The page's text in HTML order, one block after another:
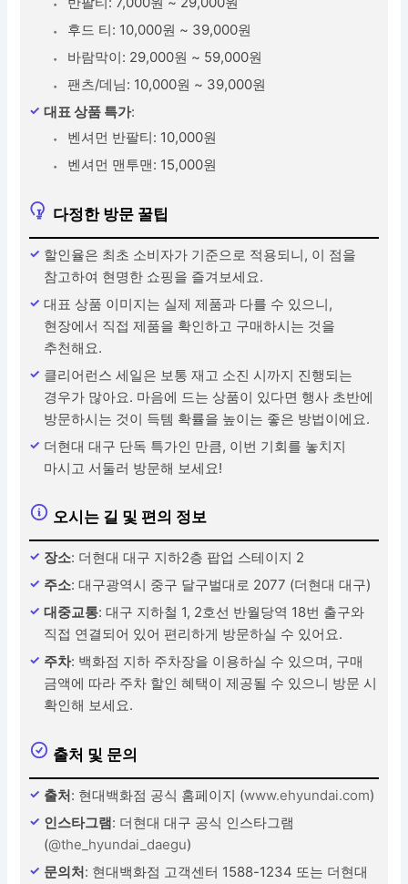
후드 티: 10,000원 ~ 39,000원
바람막이: 29,000원 ~ 59,000원
팬츠/데님: 10,000원 ~ 39,000원
대표 상품 특가:
벤셔먼 반팔티: 10,000원
벤셔먼 맨투맨: 15,000원
다정한 방문 꿀팁
할인율은 최초 소비자가 기준으로 적용되니, 이 점을
참고하여 현명한 쇼핑을 즐겨보세요.
대표 상품 이미지는 실제 제품과 다를 수 있으니,
현장에서 직접 제품을 확인하고 구매하시는 것을
추천해요.
클리어런스 세일은 보통 재고 소진 시까지 진행되는
경우가 많아요. 마음에 드는 상품이 있다면 행사 초반에
방문하시는 것이 득템 확률을 높이는 좋은 방법이에요.
더현대 대구 단독 특가인 만큼, 이번 기회를 놓치지
마시고 서둘러 방문해 보세요!
오시는 길 및 편의 정보
장소: 더현대 대구 지하2층 팝업 스테이지 2
주소: 대구광역시 중구 달구벌대로 2077 (더현대 대구)
대중교통: 대구 지하철 1, 2호선 반월당역 18번 출구와
직접 연결되어 있어 편리하게 방문하실 수 있어요.
주차: 백화점 지하 주차장을 이용하실 수 있으며, 구매
금액에 따라 주차 할인 혜택이 제공될 수 있으니 방문 시
확인해 보세요.
출처 및 문의
출처: 현대백화점 공식 홈페이지 (www.ehyundai.com)
인스타그램: 더현대 대구 공식 인스타그램
(@the_hyundai_daegu)
문의처: 현대백화점 고객센터 1588-1234 또는 더현대